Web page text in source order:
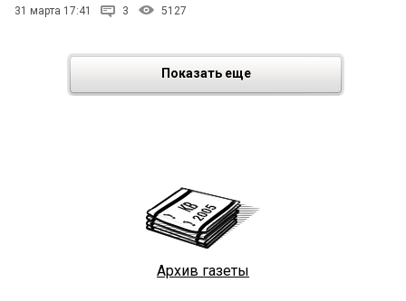
31 марта 17:41 3 5127
Показать еще
Архив газеты